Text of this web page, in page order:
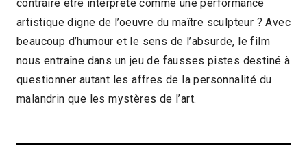
contraire être interprété comme une performance
artistique digne de l’oeuvre du maître sculpteur ? Avec
beaucoup d’humour et le sens de l’absurde, le film
nous entraîne dans un jeu de fausses pistes destiné à
questionner autant les affres de la personnalité du
malandrin que les mystères de l’art.